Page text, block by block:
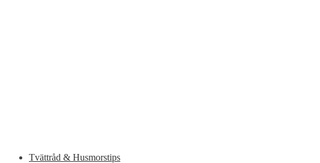
Tvättråd & Husmorstips